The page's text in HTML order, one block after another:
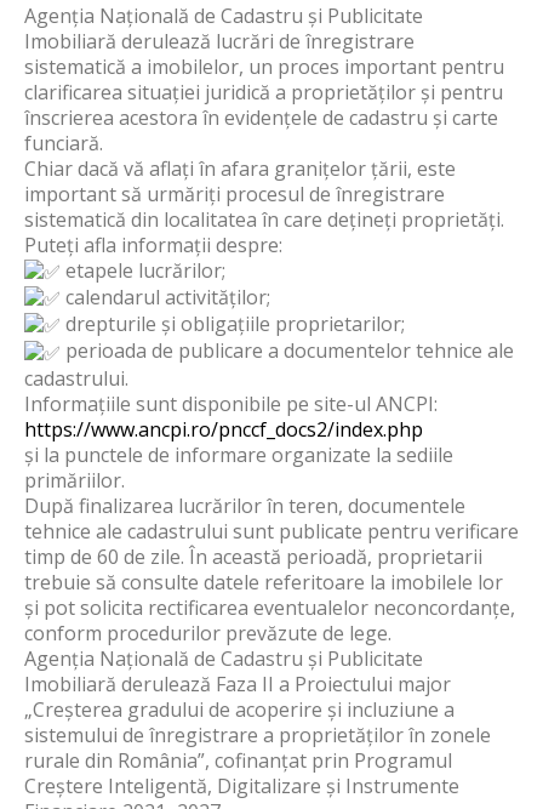
Agenția Națională de Cadastru și Publicitate
Imobiliară derulează lucrări de înregistrare
sistematică a imobilelor, un proces important pentru
clarificarea situației juridică a proprietăților și pentru
înscrierea acestora în evidențele de cadastru și carte
funciară.
Chiar dacă vă aflați în afara granițelor țării, este
important să urmăriți procesul de înregistrare
sistematică din localitatea în care dețineți proprietăți.
Puteți afla informații despre:
etapele lucrărilor;
calendarul activităților;
drepturile și obligațiile proprietarilor;
perioada de publicare a documentelor tehnice ale
cadastrului.
Informațiile sunt disponibile pe site-ul ANCPI:
https://www.ancpi.ro/pnccf_docs2/index.php
și la punctele de informare organizate la sediile
primăriilor.
După finalizarea lucrărilor în teren, documentele
tehnice ale cadastrului sunt publicate pentru verificare
timp de 60 de zile. În această perioadă, proprietarii
trebuie să consulte datele referitoare la imobilele lor
și pot solicita rectificarea eventualelor neconcordanțe,
conform procedurilor prevăzute de lege.
Agenția Națională de Cadastru și Publicitate
Imobiliară derulează Faza II a Proiectului major
„Creșterea gradului de acoperire și incluziune a
sistemului de înregistrare a proprietăților în zonele
rurale din România”, cofinanțat prin Programul
Creștere Inteligentă, Digitalizare și Instrumente